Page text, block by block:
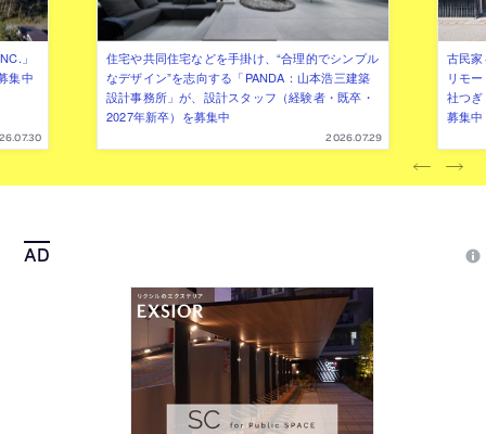
」
集中
住宅や共同住宅などを手掛け、“合理的でシンプル
なデザイン”を志向する「PANDA：山本浩三建築
設計事務所」が、設計スタッフ（経験者・既卒・
2027年新卒）を募集中
2026.07.29
古民
リモ
社つ
募集中